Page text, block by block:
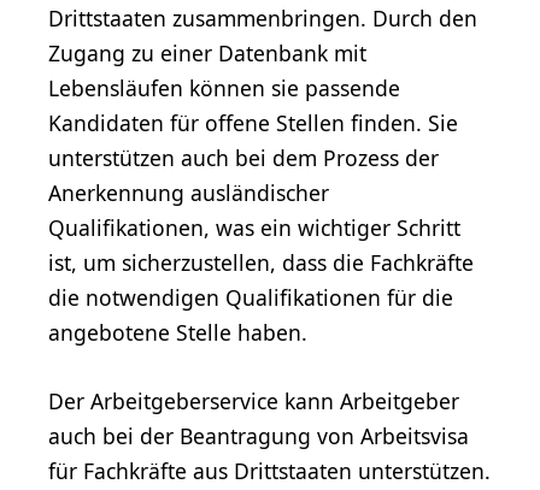
Drittstaaten zusammenbringen. Durch den
Zugang zu einer Datenbank mit
Lebensläufen können sie passende
Kandidaten für offene Stellen finden. Sie
unterstützen auch bei dem Prozess der
Anerkennung ausländischer
Qualifikationen, was ein wichtiger Schritt
ist, um sicherzustellen, dass die Fachkräfte
die notwendigen Qualifikationen für die
angebotene Stelle haben.
Der Arbeitgeberservice kann Arbeitgeber
auch bei der Beantragung von Arbeitsvisa
für Fachkräfte aus Drittstaaten unterstützen.